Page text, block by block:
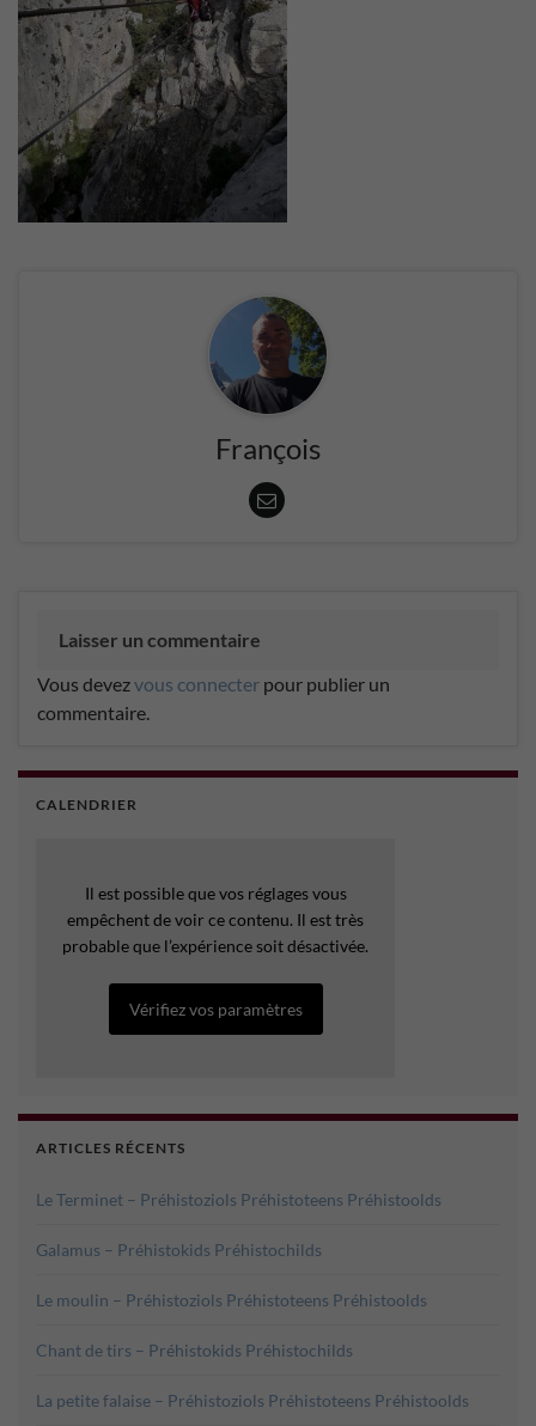
François
Laisser un commentaire
Vous devezvous connecter pour publier un
commentaire.
CALENDRIER
Il est possible que vos réglages vous
empêchent de voir ce contenu. Il est très
probable que l’expérience soit désactivée.
Vérifiez vos paramètres
ARTICLES RÉCENTS
Le Terminet – Préhistoziols Préhistoteens Préhistoolds
Galamus – Préhistokids Préhistochilds
Le moulin – Préhistoziols Préhistoteens Préhistoolds
Chant de tirs – Préhistokids Préhistochilds
La petite falaise – Préhistoziols Préhistoteens Préhistoolds